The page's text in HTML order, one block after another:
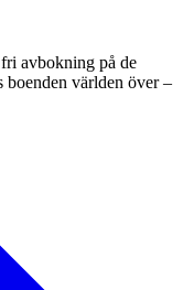
avbokning på de
världen över –